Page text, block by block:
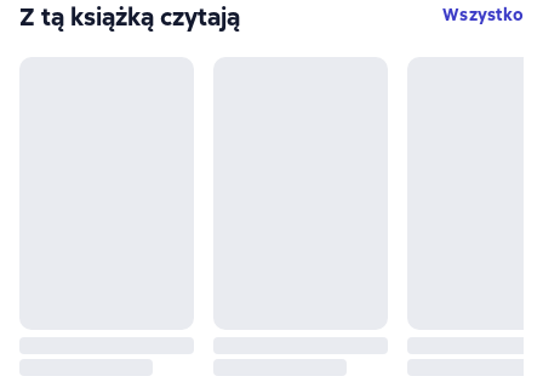
Z tą książką czytają Wszystko